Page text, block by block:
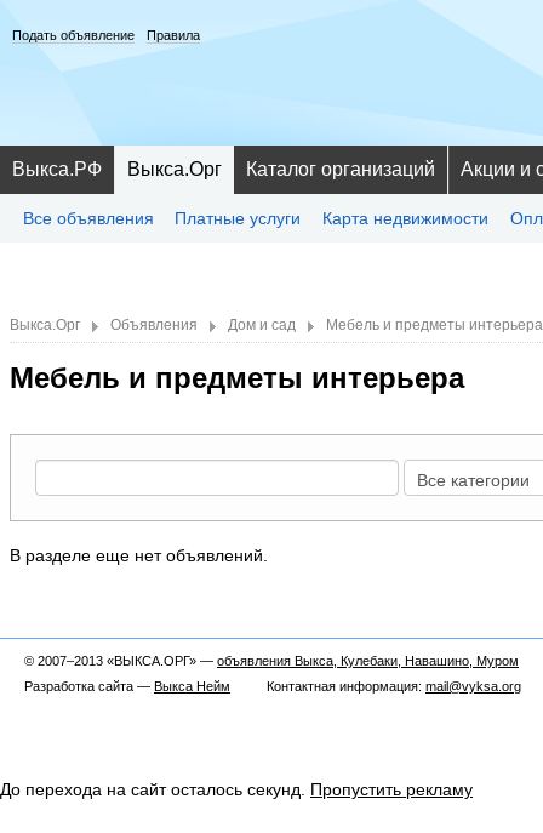
Подать объявление Правила
Выкса.РФ Выкса.Орг
Все объявления Платные услуги Карта недвижимости
Каталог организаций Акции и
Выкса.Орг Объявления Дом и сад Мебель и предметы интерьера
Мебель и предметы интерьера
В разделе еще нет объявлений.
© 2007–2013 «ВЫКСА.ОРГ» — объявления Выкса, Кулебаки, Навашино, Муром
Разработка сайта — Выкса Нейм Контактная информация: mail@vyksa.org
До перехода на сайт осталось секунд. Пропустить рекламу